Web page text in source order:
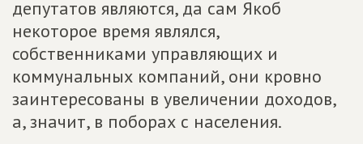
депутатов являются, да сам Якоб
некоторое время являлся,
собственниками управляющих и
коммунальных компаний, они кровно
заинтересованы в увеличении доходов,
а, значит, в поборах с населения.